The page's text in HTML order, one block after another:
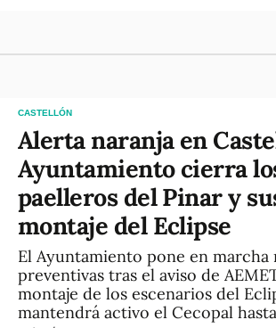
CASTELLÓN
Alerta naranja en
Ayuntamiento cierra
paelleros del Pinar y
montaje del Eclipse
El Ayuntamiento pone en marcha
preventivas tras el aviso de
montaje de los escenarios del
mantendrá activo el Cecopal